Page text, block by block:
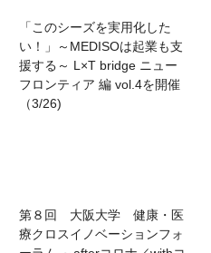
「このシーズを実用化した
い！」～MEDISOは起業も支
援する～ L×T bridge ニュー
フロンティア 編 vol.4を開催
（3/26)
第８回 大阪大学 健康・医
療クロスイノベーションフォ